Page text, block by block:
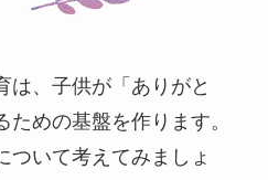
は、子供が「ありがと
めの基盤を作ります。
ついて考えてみましょ